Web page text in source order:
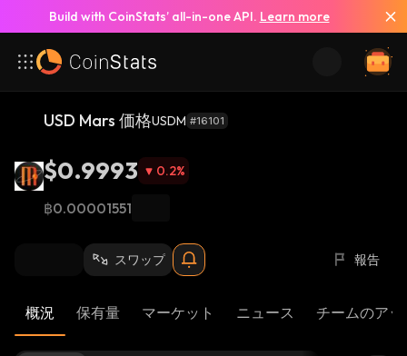
Build with CoinStats’ all-in-one API. Learn more
USD Mars 価格USDM #16101
$0.9993 0.2%
฿0.00001551
スワップ 報告
概況 保有量 マーケット ニュース チームのア